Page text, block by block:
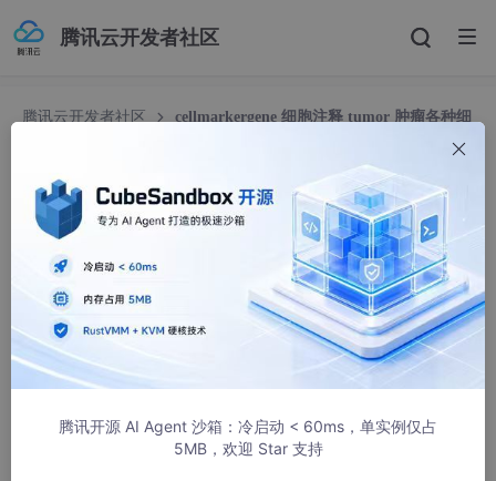
腾讯云开发者社区
腾讯云开发者社区
cellmarkergene 细胞注释 tumor 肿瘤各种细
cellmarkergene 细胞注释 tumor 肿瘤各种细胞an
notation
YoungLeeyou
736人浏览 · 2023-03-14 17:42:06
Epithelial/Tumor: EPCAM,
Keratin genes (KRT7, KRT8, KRT17), SPRR3;
T cells: CD3E, CD3D, TRBC1/2, TRAC;
腾讯开源 AI Agent 沙箱：冷启动 < 60ms，单实例仅占
5MB，欢迎 Star 支持